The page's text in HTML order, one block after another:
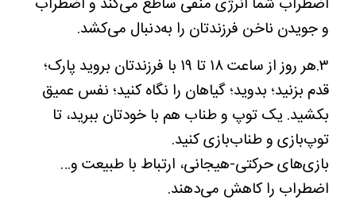
و جویدن ناخن فرزندتان را به‌دنبال می‌کشد.
۳.هر روز از ساعت ۱۸ تا ۱۹ با فرزندتان بروید پارک؛
قدم بزنید؛ بدوید؛ گیاهان را نگاه کنید؛ نفس عمیق
بکشید. یک توپ و طناب هم با خودتان ببرید، تا
توپ‌بازی و طناب‌بازی کنید.
بازی‌های حرکتی-هیجانی، ارتباط با طبیعت و…
اضطراب را کاهش می‌دهند.